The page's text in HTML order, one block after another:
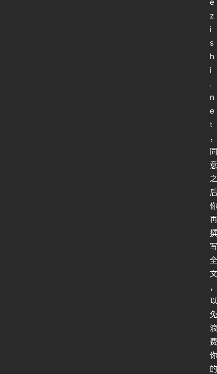
e
z
i
s
h
i
.
n
e
t
，
同
意
之
后
你
再
撰
写
全
文
，
以
免
浪
费
你
的